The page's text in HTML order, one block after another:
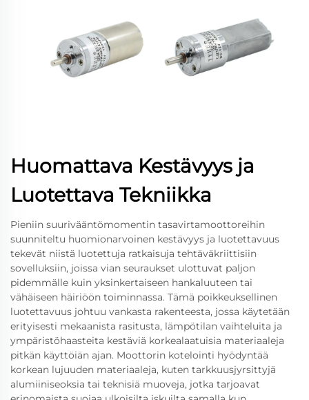
Huomattava Kestävyys ja
Luotettava Tekniikka
Pieniin suurivääntömomentin tasavirtamoottoreihin
suunniteltu huomionarvoinen kestävyys ja luotettavuus
tekevät niistä luotettuja ratkaisuja tehtäväkriittisiin
sovelluksiin, joissa vian seuraukset ulottuvat paljon
pidemmälle kuin yksinkertaiseen hankaluuteen tai
vähäiseen häiriöön toiminnassa. Tämä poikkeuksellinen
luotettavuus johtuu vankasta rakenteesta, jossa käytetään
erityisesti mekaanista rasitusta, lämpötilan vaihteluita ja
ympäristöhaasteita kestäviä korkealaatuisia materiaaleja
pitkän käyttöiän ajan. Moottorin kotelointi hyödyntää
korkean lujuuden materiaaleja, kuten tarkkuusjyrsittyjä
alumiiniseoksia tai teknisiä muoveja, jotka tarjoavat